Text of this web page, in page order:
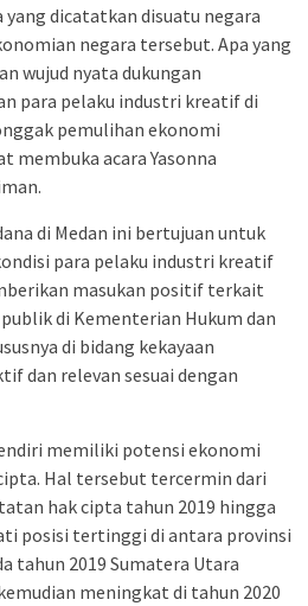
yang dicatatkan disuatu negara
negara tersebut. Apa yang
wujud nyata dukungan
para pelaku industri kreatif di
pemulihan ekonomi
membuka acara Yasonna
di Medan ini bertujuan untuk
para pelaku industri kreatif
masukan positif terkait
di Kementerian Hukum dan
di bidang kekayaan
dan relevan sesuai dengan
memiliki potensi ekonomi
Hal tersebut tercermin dari
hak cipta tahun 2019 hingga
posisi tertinggi di antara provinsi
tahun 2019 Sumatera Utara
meningkat di tahun 2020